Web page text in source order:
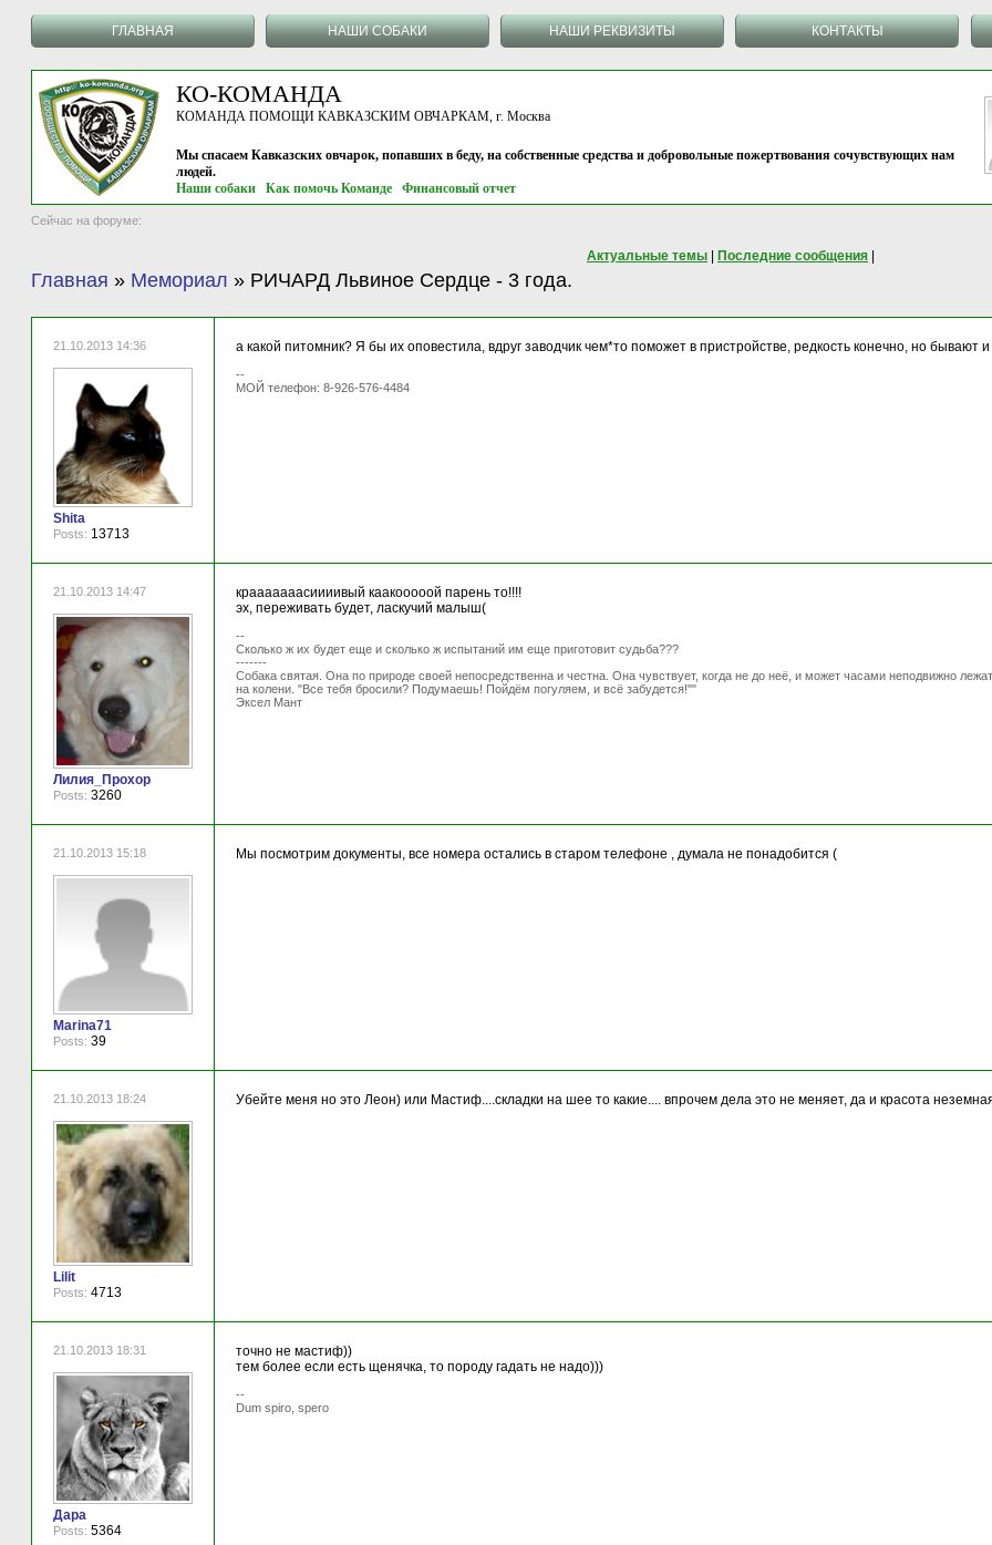
ГЛАВНАЯ НАШИ СОБАКИ НАШИ РЕКВИЗИТЫ КОНТАКТЫ
КО-КОМАНДА
КОМАНДА ПОМОЩИ КАВКАЗСКИМ ОВЧАРКАМ, г. Москва
Мы спасаем Кавказских овчарок, попавших в беду, на собственные средства и добровольные пожертвования сочувствующих нам
людей.
Наши собаки
Как помочь Команде Финансовый отчет
Сейчас на форуме:
Актуальные темы Последние сообщения
Главная » Мемориал » РИЧАРД Львиное Сердце - 3 года.
21.10.2013 14:36
Shita
Posts: 13713
а какой питомник? Я бы их оповестила, вдруг заводчик чем*то поможет в пристройстве, редкость конечно, но бывают
--
МОЙ телефон: 8-926-576-4484
21.10.2013 14:47
Лилия_Прохор
Posts: 3260
крааааааасиииивый каакооооой парень то!!!!
эх, переживать будет, ласкучий малыш(
--
Сколько ж их будет еще и сколько ж испытаний им еще приготовит судьба???
-------
Собака святая. Она по природе своей непосредственна и честна. Она чувствует, когда не до неё, и может часами неподвижно
на колени. "Все тебя бросили? Подумаешь! Пойдём погуляем, и всё забудется!""
Эксел Мант
21.10.2013 15:18
Marina71
Posts: 39
Мы посмотрим документы, все номера остались в старом телефоне , думала не понадобится (
21.10.2013 18:24
Lilit
Posts: 4713
Убейте меня но это Леон) или Мастиф....складки на шее то какие.... впрочем дела это не меняет, да и красота
21.10.2013 18:31
Дара
Posts: 5364
точно не мастиф))
тем более если есть щенячка, то породу гадать не надо)))
--
Dum spiro, spero